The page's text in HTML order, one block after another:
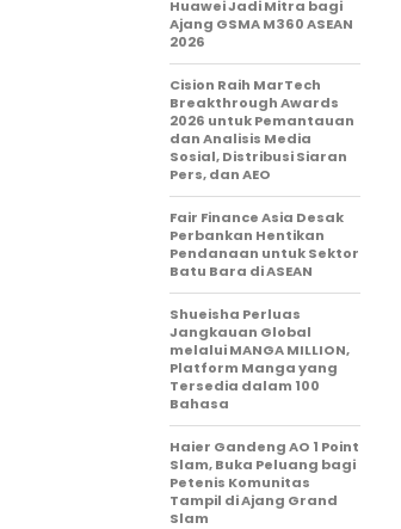
Huawei Jadi Mitra bagi
Ajang GSMA M360 ASEAN
2026
Cision Raih MarTech
Breakthrough Awards
2026 untuk Pemantauan
dan Analisis Media
Sosial, Distribusi Siaran
Pers, dan AEO
Fair Finance Asia Desak
Perbankan Hentikan
Pendanaan untuk Sektor
Batu Bara di ASEAN
Shueisha Perluas
Jangkauan Global
melalui MANGA MILLION,
Platform Manga yang
Tersedia dalam 100
Bahasa
Haier Gandeng AO 1 Point
Slam, Buka Peluang bagi
Petenis Komunitas
Tampil di Ajang Grand
Slam